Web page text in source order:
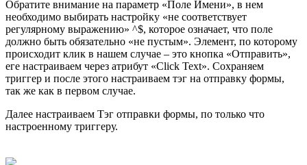
Обратите внимание на параметр «Поле Имени», в нем
необходимо выбирать настройку «не соответствует
регулярному выражению» ^$, которое означает, что поле
должно быть обязательно «не пустым». Элемент, по которому
происходит клик в нашем случае – это кнопка «Отправить»,
еге настраиваем через атрибут «Click Text». Сохраняем
триггер и после этого настраиваем тэг на отправку формы,
так же как в первом случае.
Далее настраиваем Тэг отправки формы, по только что
настроенному триггеру.